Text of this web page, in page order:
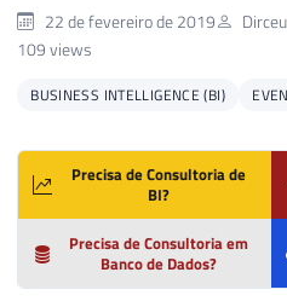
22 de fevereiro de 2019
109 views
BUSINESS INTELLIGENCE (BI)
Precisa de Consultoria de
BI?
Precisa de Consultoria em
Banco de Dados?